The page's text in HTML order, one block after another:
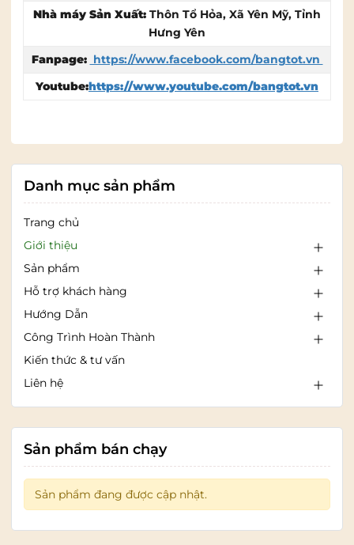
Nhà máy Sản Xuất: Thôn Tổ Hỏa, Xã Yên Mỹ, Tỉnh
Hưng Yên
Fanpage: https://www.facebook.com/bangtot.vn
Youtube:https://www.youtube.com/bangtot.vn
Danh mục sản phẩm
Trang chủ
Giới thiệu
Sản phẩm
Hỗ trợ khách hàng
Hướng Dẫn
Công Trình Hoàn Thành
Kiến thức & tư vấn
Liên hệ
Sản phẩm bán chạy
Sản phẩm đang được cập nhật.